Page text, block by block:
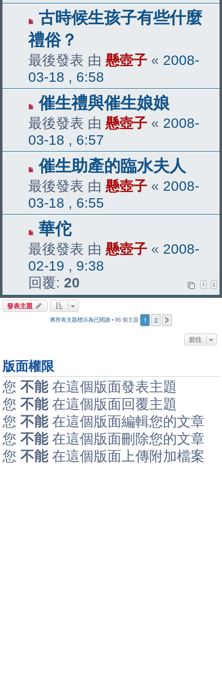
古時候生孩子有些什麼
禮俗？
最後發表 由 懸壺子 « 2008-
03-18 , 6:58
催生禮與催生娘娘
最後發表 由 懸壺子 « 2008-
03-18 , 6:57
催生助產的臨水夫人
最後發表 由 懸壺子 « 2008-
03-18 , 6:55
華佗
最後發表 由 懸壺子 « 2008-
02-19 , 9:38
回覆: 20 1 2
發表主題
將所有主題標示為已閱讀 • 86 個主題 1 2
前往
版面權限
您 不能在這個版面發表主題
您 不能在這個版面回覆主題
您 不能在這個版面編輯您的文章
您 不能在這個版面刪除您的文章
您 不能在這個版面上傳附加檔案